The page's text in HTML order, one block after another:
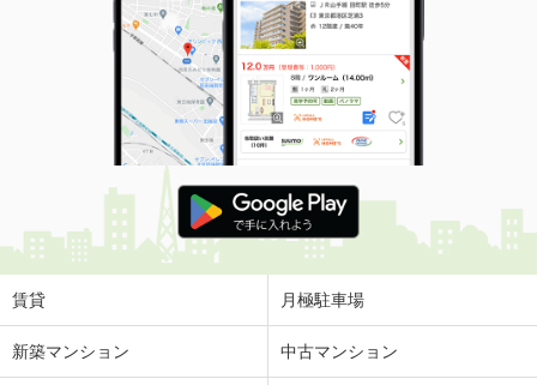
賃貸 月極駐車場
新築マンション 中古マンション